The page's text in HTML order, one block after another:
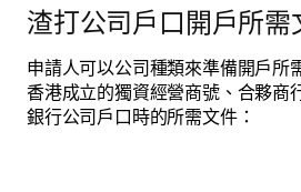
渣打公司戶口開戶所需
申請人可以公司種類來準備開戶所
香港成立的獨資經營商號、合夥商
銀行公司戶口時的所需文件：